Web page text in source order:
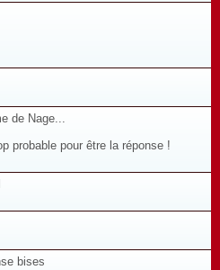
de Nage...
probable pour être la réponse !
bises